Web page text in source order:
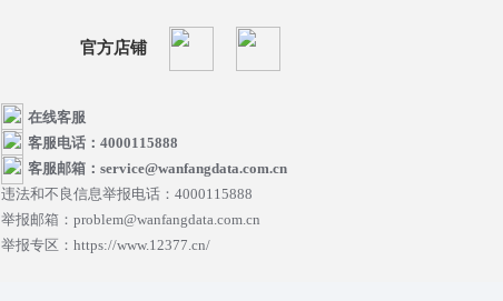
官方店铺
在线客服
客服电话：4000115888
客服邮箱：service@wanfangdata.com.cn
违法和不良信息举报电话：4000115888
举报邮箱：problem@wanfangdata.com.cn
举报专区：https://www.12377.cn/